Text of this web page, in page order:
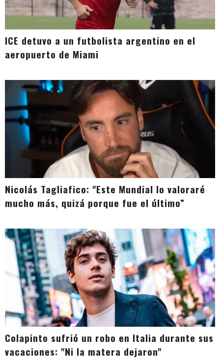
ICE detuvo a un futbolista argentino en el
aeropuerto de Miami
Nicolás Tagliafico: "Este Mundial lo valoraré
mucho más, quizá porque fue el último”
Colapinto sufrió un robo en Italia durante sus
vacaciones: "Ni la matera dejaron"